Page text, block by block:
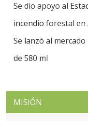
Se dio apoyo al
incendio forestal en
Se lanzó al
de 580 ml
MISIÓN